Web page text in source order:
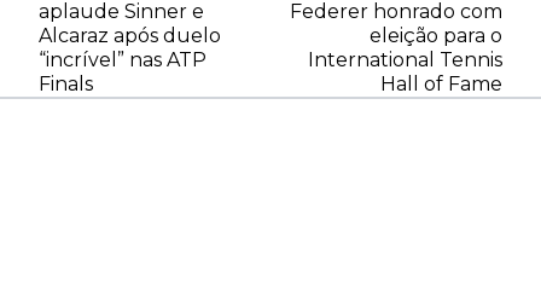
aplaude Sinner e
Alcaraz após duelo
“incrível” nas ATP
Finals
Federer honrado com
eleição para o
International Tennis
Hall of Fame